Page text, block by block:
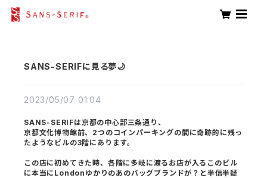
SANS-SERIFに見る夢🌙
2023/05/07 01:04
SANS-SERIFは京都の中心部三条通り、
京都文化博物館前、2つのコインパーキングの間に奇跡的に残っ
たようなビルの3階にあります。
この店に初めてきた時、各階に多岐に渡るお店が入るこのビル
に本当にLondonゆかりのあのバッグブランドが？と半信半疑